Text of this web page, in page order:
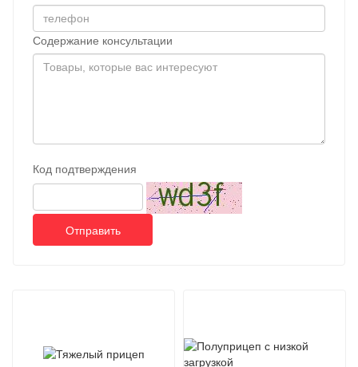
Содержание консультации
Код подтверждения
Отправить